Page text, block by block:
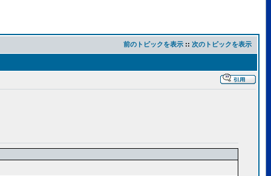
前のトピックを表示 :: 次のトピックを表示